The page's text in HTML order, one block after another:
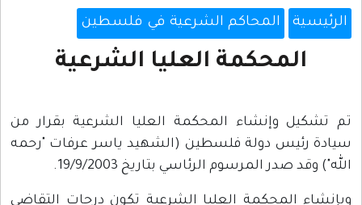
الرئيسية المحاكم الشرعية في فلسطين
المحكمة العليا الشرعية
تم تشكيل وإنشاء المحكمة العليا الشرعية بقرار من
سيادة رئيس دولة فلسطين (الشهيد ياسر عرفات "رحمه
الله") وقد صدر المرسوم الرئاسي بتاريخ 19/9/2003.
وبإنشاء المحكمة العليا الشرعية تكون درجات التقاضي